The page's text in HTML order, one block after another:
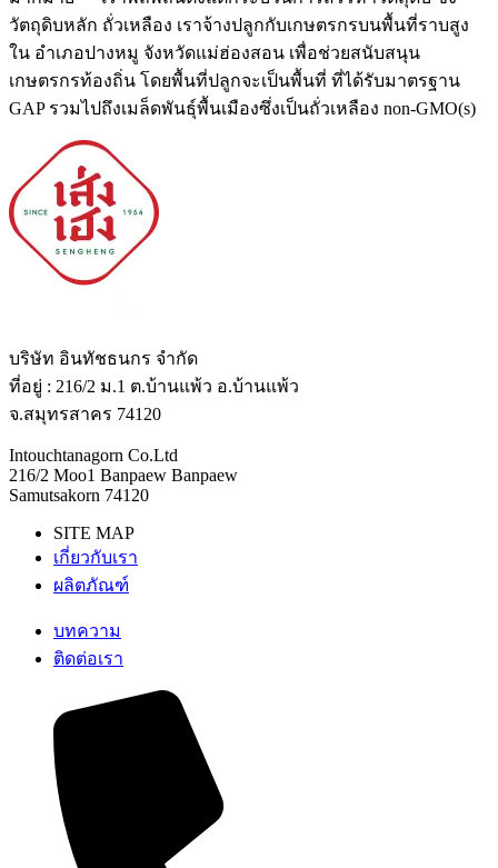
วัตถุดิบหลัก ถั่วเหลือง เราจ้างปลูกกับเกษตรกรบนพื้นที่ราบสูง
ใน อำเภอปางหมู จังหวัดแม่ฮ่องสอน เพื่อช่วยสนับสนุน
เกษตรกรท้องถิ่น โดยพื้นที่ปลูกจะเป็นพื้นที่ ที่ได้รับมาตรฐาน
GAP รวมไปถึงเมล็ดพันธุ์พื้นเมืองซึ่งเป็นถั่วเหลือง non-GMO(s)
บริษัท อินทัชธนกร จำกัด
ที่อยู่ : 216/2 ม.1 ต.บ้านแพ้ว อ.บ้านแพ้ว
จ.สมุทรสาคร 74120
Intouchtanagorn Co.Ltd
216/2 Moo1 Banpaew Banpaew
Samutsakorn 74120
SITE MAP
เกี่ยวกับเรา
ผลิตภัณฑ์
บทความ
ติดต่อเรา